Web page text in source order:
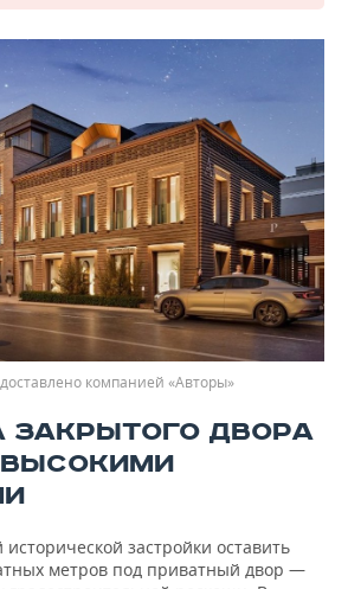
компанией «Авторы»
ЗАКРЫТОГО ДВОРА
застройки оставить
метров под приватный двор —